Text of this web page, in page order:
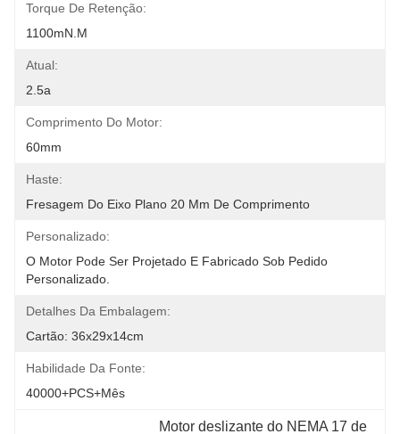
Torque De Retenção:
1100mN.m
Atual:
2.5a
Comprimento Do Motor:
60mm
Haste:
Fresagem Do Eixo Plano 20 Mm De Comprimento
Personalizado:
O Motor Pode Ser Projetado E Fabricado Sob Pedido
Personalizado.
Detalhes Da Embalagem:
Cartão: 36x29x14cm
Habilidade Da Fonte:
40000+PCS+Mês
Motor deslizante do NEMA 17 de